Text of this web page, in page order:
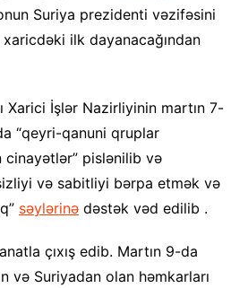
Suriya prezidenti vəzifəsini
ilk dayanacağından
Xarici İşlər Nazirliyinin martın 7-
“qeyri-qanuni qruplar
pislənilib və
və sabitliyi bərpa etmək və
səylərinədəstək vəd edilib .
çıxış edib. Martın 9-da
və Suriyadan olan həmkarları